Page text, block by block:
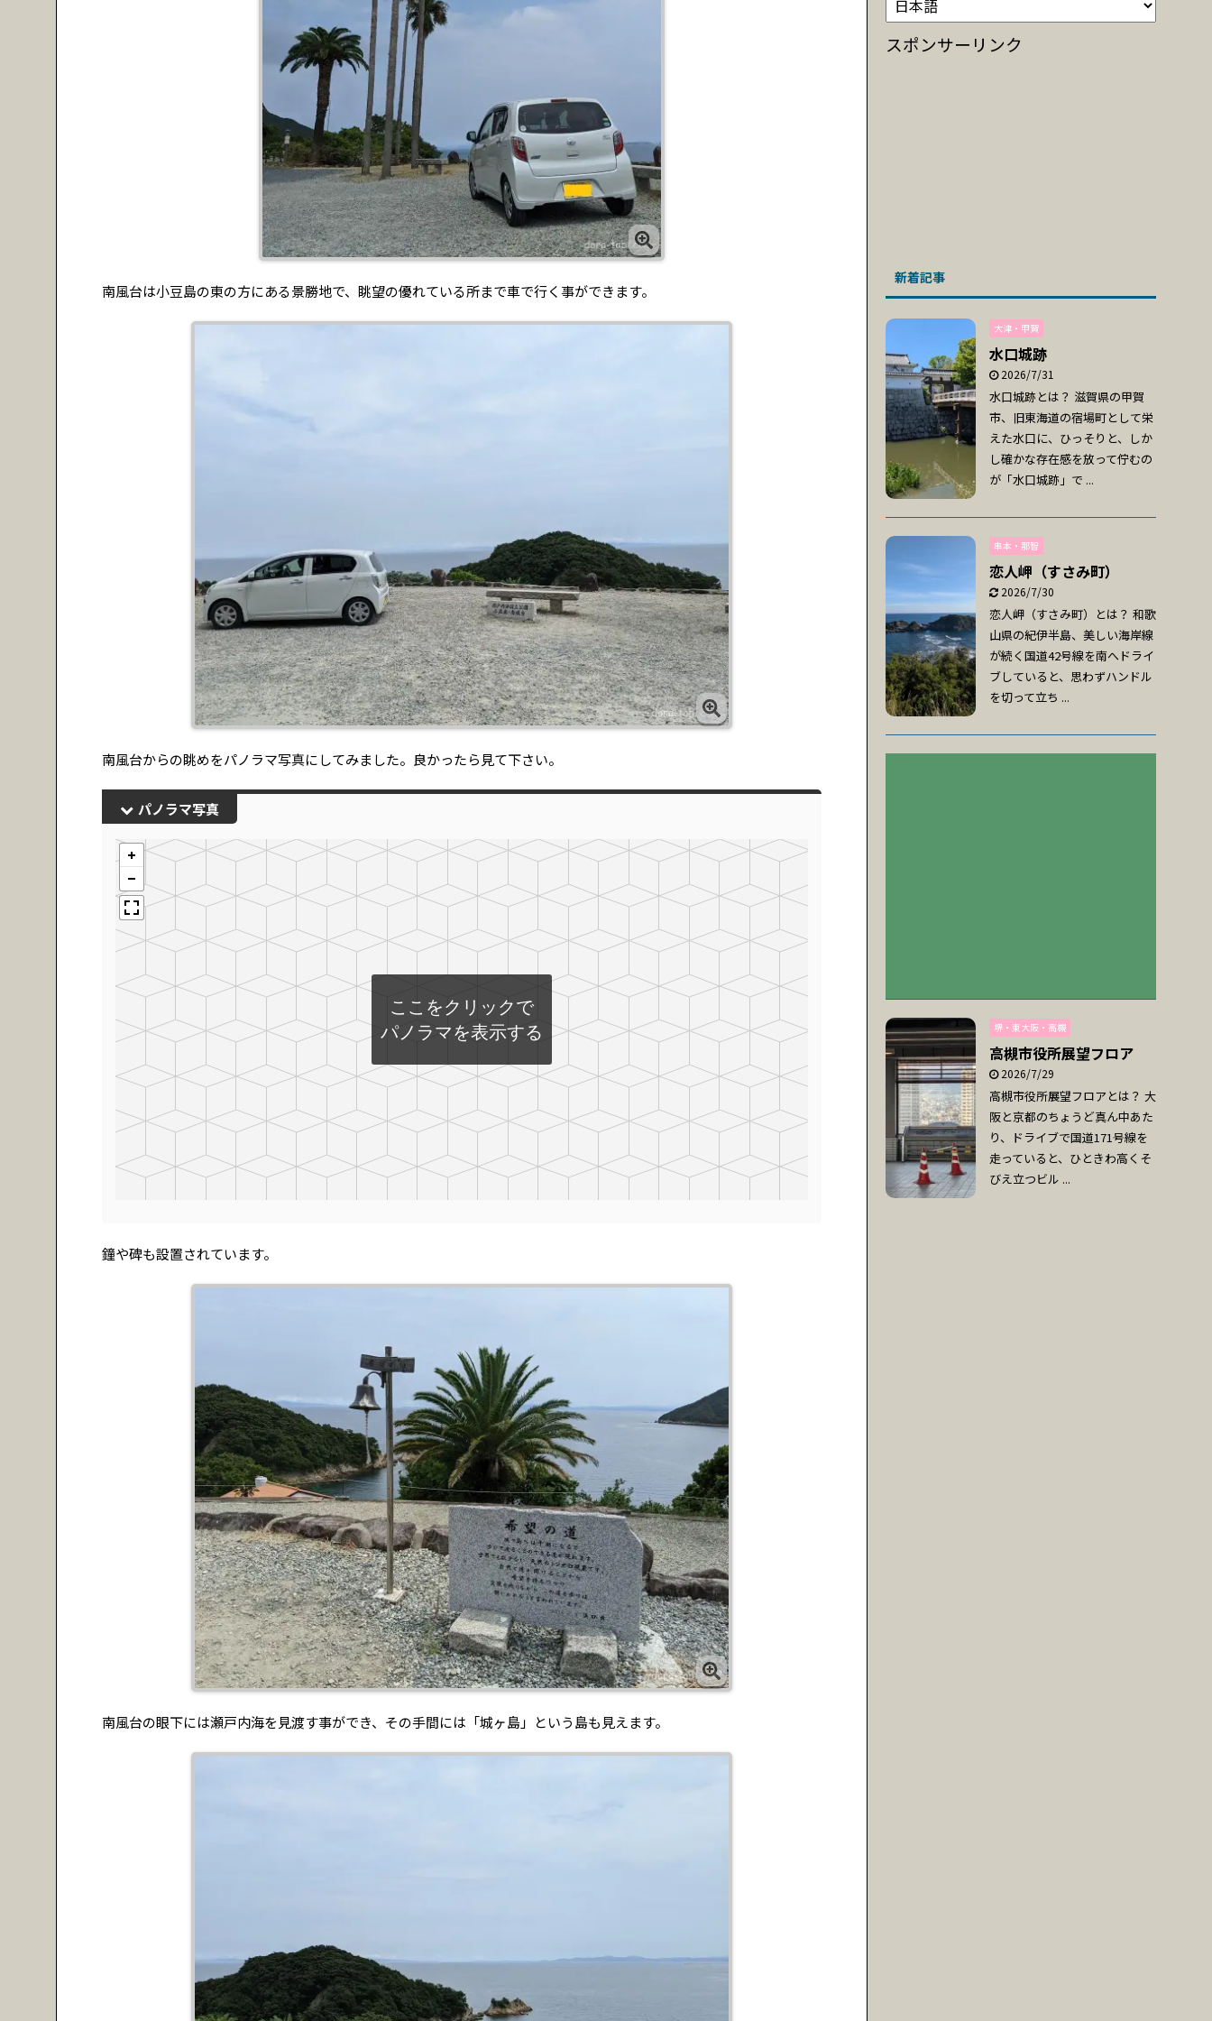
南風台は小豆島の東の方にある景勝地で、眺望の優れている所まで車で行く事ができます。
南風台からの眺めをパノラマ写真にしてみました。良かったら見て下さい。
パノラマ写真
鐘や碑も設置されています。
南風台の眼下には瀬戸内海を見渡す事ができ、その手間には「城ヶ島」という島も見えます。
スポンサーリンク
新着記事
大津・甲賀
水口城跡
2026/7/31
水口城跡とは？ 滋賀県の甲賀
市、旧東海道の宿場町として栄
えた水口に、ひっそりと、しか
し確かな存在感を放って佇むの
が「水口城跡」で ...
串本・那智
恋人岬（すさみ町）
2026/7/30
恋人岬（すさみ町）とは？ 和歌
山県の紀伊半島、美しい海岸線
が続く国道42号線を南へドライ
ブしていると、思わずハンドル
を切って立ち ...
堺・東大阪・高槻
高槻市役所展望フロア
2026/7/29
高槻市役所展望フロアとは？ 大
阪と京都のちょうど真ん中あた
り、ドライブで国道171号線を
走っていると、ひときわ高くそ
びえ立つビル ...